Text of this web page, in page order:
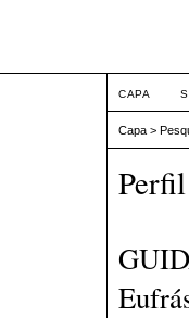
CAPA
Capa >